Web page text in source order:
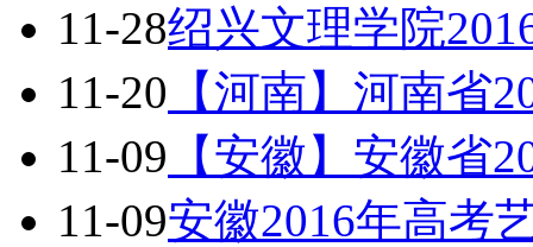
11-28绍兴文理学院
11-20 【河南】河南省
11-09 【安徽】安徽省
11-09安徽2016年高考